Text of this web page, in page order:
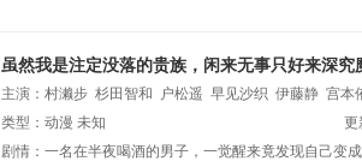
虽然我是注定没落的贵族，闲来无事只好来深究
主演： 村濑步 杉田智和 户松遥 早见沙织 伊藤静 宫本
类型： 动漫 未知
更
剧情： 一名在半夜喝酒的男子，一觉醒来竟发现自己变